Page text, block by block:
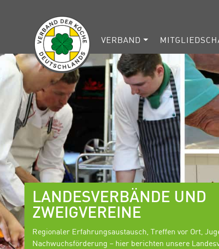
VERBAND
LANDESVERBÄNDE UND
ZWEIGVEREINE
Regionaler Erfahrungsaustausch, Treffen vor Ort,
Nachwuchsförderung – hier berichten unsere